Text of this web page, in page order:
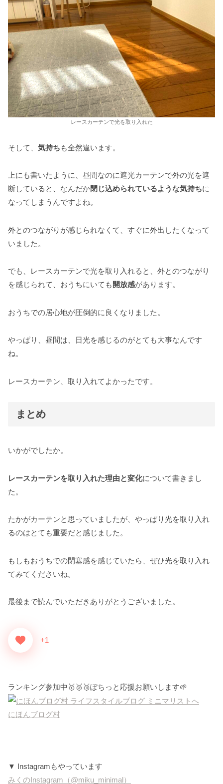
レースカーテンで光を取り入れた
そして、 気持ち も全然違います。
上にも書いたように、昼間なのに遮光カーテンで外の光を遮
断していると、なんだか閉じ込められているような気持ちに
なってしまうんですよね。
外とのつながりが感じられなくて、すぐに外出したくなって
いました。
でも、レースカーテンで光を取り入れると、外とのつながり
を感じられて、おうちにいても 開放感があります。
おうちでの居心地が圧倒的に良くなりました。
やっぱり、昼間は、日光を感じるのがとても大事なんです
ね。
レースカーテン、取り入れてよかったです。
まとめ
いかがでしたか。
レースカーテンを取り入れた理由と変化について書きまし
た。
たかがカーテンと思っていましたが、やっぱり光を取り入れ
るのはとても重要だと感じました。
もしもおうちでの閉塞感を感じていたら、ぜひ光を取り入れ
てみてくださいね。
最後まで読んでいただきありがとうございました。
+1
ランキング参加中🥇🥈🥉ぽちっと応援お願いします🌱
にほんブログ村
▼ Instagramもやっています
みくのInstagram（@miku_minimal）